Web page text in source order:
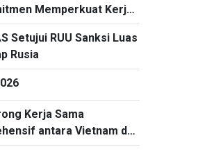
Memperkuat Kerja
Setujui RUU Sanksi Luas
Rusia
Kerja Sama
antara Vietnam dan